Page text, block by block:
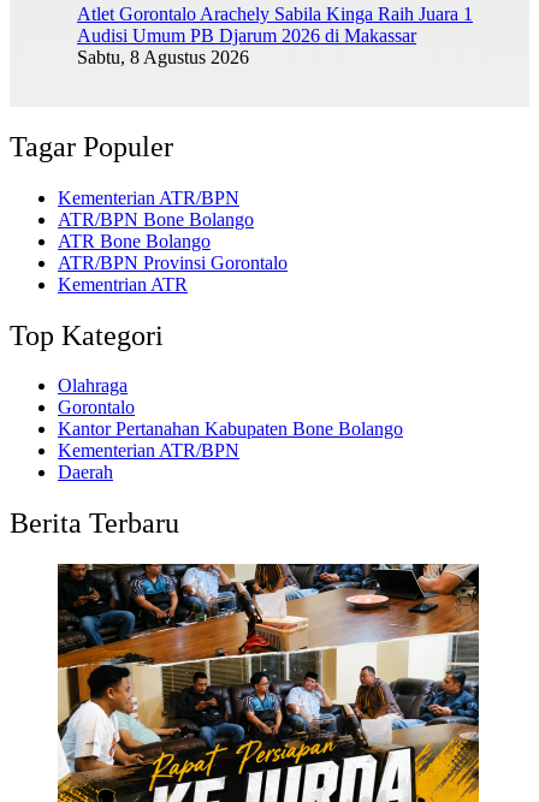
Atlet Gorontalo Arachely Sabila Kinga Raih Juara 1
Audisi Umum PB Djarum 2026 di Makassar
Sabtu, 8 Agustus 2026
Tagar Populer
Kementerian ATR/BPN
ATR/BPN Bone Bolango
ATR Bone Bolango
ATR/BPN Provinsi Gorontalo
Kementrian ATR
Top Kategori
Olahraga
Gorontalo
Kantor Pertanahan Kabupaten Bone Bolango
Kementerian ATR/BPN
Daerah
Berita Terbaru